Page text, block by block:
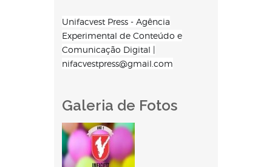
Unifacvest Press - Agência
Experimental de Conteúdo e
Comunicação Digital |
nifacvestpress@gmail.com
Galeria de Fotos